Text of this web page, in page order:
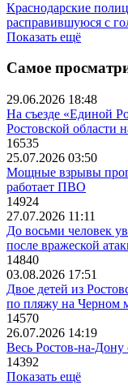
Краснодарские
расправившуюся с
Показать ещё
Самое
29.06.2026 18:48
На съезде «Единой
Ростовской области
16535
25.07.2026 03:50
Мощные взрывы
работает ПВО
14924
27.07.2026 11:11
До восьми человек
после вражеской
14840
03.08.2026 17:51
Двое детей из
по пляжу на Черном
14570
26.07.2026 14:19
Весь Ростов-на-
14392
Показать ещё